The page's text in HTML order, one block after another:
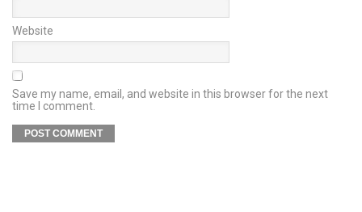
Website
Save my name, email, and website in this browser for the next
time I comment.